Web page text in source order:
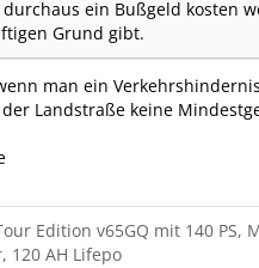
durchaus ein Bußgeld kosten
Grund gibt.
man ein
Landstraße keine
Edition v65GQ mit 140 PS,
120 AH Lifepo